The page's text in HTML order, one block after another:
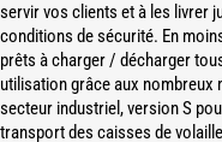
servir vos clients et à les livrer
conditions de sécurité. En
prêts à charger / décharger
utilisation grâce aux
secteur industriel, version S
transport des caisses de